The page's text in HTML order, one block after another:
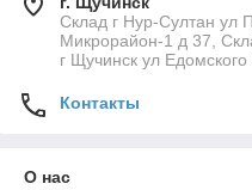
Склад г Нур-Султан ул
Микрорайон-1 д 37,
г Щучинск ул
Контакты
О нас